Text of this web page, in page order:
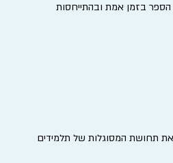
בזמן אמת ובהתייחסות
את תחושת המסוגלות של תלמידים